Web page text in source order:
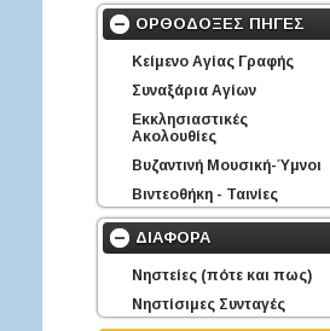
ΟΡΘΟΔΟΞΕΣ ΠΗΓΕΣ
Κείμενο Αγίας Γραφής
Συναξάρια Αγίων
Εκκλησιαστικές
Ακολουθίες
Βυζαντινή Μουσική-Ύμνοι
Βιντεοθήκη - Ταινίες
ΔΙΑΦΟΡΑ
Νηστείες (πότε και πως)
Νηστίσιμες Συνταγές